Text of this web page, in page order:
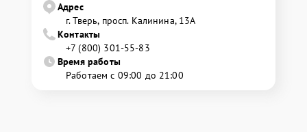
Адрес
г. Тверь, просп. Калинина, 13А
Контакты
+7 (800) 301-55-83
Время работы
Работаем с 09:00 до 21:00